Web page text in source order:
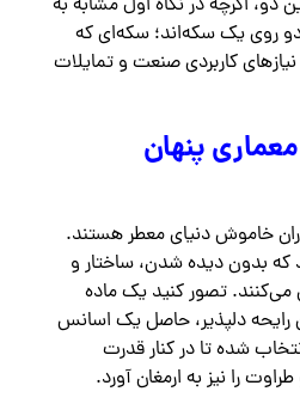
اگرچه در نگاه اول مشابه به
دو روی یک سکه‌اند؛ سکه‌ای که
کاربردی صنعت و تمایلات
پنهان
خاموش دنیای معطر هستند.
که بدون دیده شدن، ساختار و
می‌کنند. تصور کنید یک ماده
رایحه دلپذیر، حاصل یک اسانس
شده تا در کنار قدرت
را نیز به ارمغان آورد.